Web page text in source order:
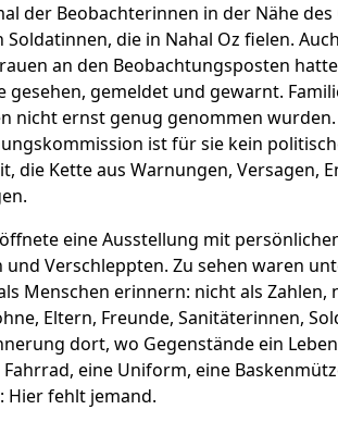
der Beobachterinnen in der Nähe
die in Nahal Oz fielen.
an den Beobachtungsposten
gesehen, gemeldet und gewarnt.
nicht ernst genug genommen
ist für sie kein
die Kette aus Warnungen, Versagen,
eine Ausstellung mit
und Verschleppten. Zu sehen waren
Menschen erinnern: nicht als
Eltern, Freunde, Sanitäterinnen,
dort, wo Gegenstände ein
eine Uniform, eine
Hier fehlt jemand.